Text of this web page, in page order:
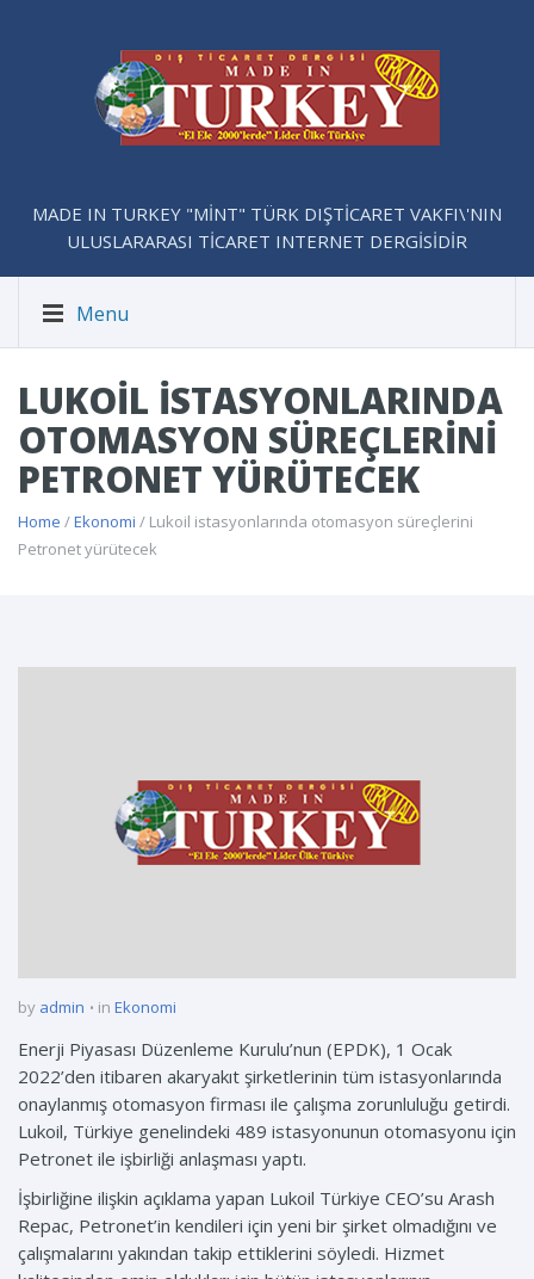
MADE IN TURKEY "MİNT" TÜRK DIŞTİCARET VAKFI\'NIN
ULUSLARARASI TİCARET INTERNET DERGİSİDİR
Menu
LUKOIL ISTASYONLARINDA
OTOMASYON SÜREÇLERINI
PETRONET YÜRÜTECEK
Home /Ekonomi / Lukoil istasyonlarında otomasyon süreçlerini
Petronet yürütecek
by admin in Ekonomi
Enerji Piyasası Düzenleme Kurulu’nun (EPDK), 1 Ocak
2022’den itibaren akaryakıt şirketlerinin tüm istasyonlarında
onaylanmış otomasyon firması ile çalışma zorunluluğu getirdi.
Lukoil, Türkiye genelindeki 489 istasyonunun otomasyonu için
Petronet ile işbirliği anlaşması yaptı.
İşbirliğine ilişkin açıklama yapan Lukoil Türkiye CEO’su Arash
Repac, Petronet’in kendileri için yeni bir şirket olmadığını ve
çalışmalarını yakından takip ettiklerini söyledi. Hizmet